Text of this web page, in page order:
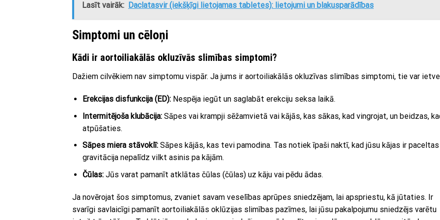
Lasīt vairāk: Daclatasvir (iekšķīgi lietojamas tabletes): lietojumi un blakusparādības
Simptomi un cēloņi
Kādi ir aortoiliakālās okluzīvās slimības simptomi?
Dažiem cilvēkiem nav simptomu vispār. Ja jums ir aortoiliakālās okluzīvas slimības simptomi, tie var
Erekcijas disfunkcija (ED):Nespēja iegūt un saglabāt erekciju seksa laikā.
Intermitējoša klubācija:Sāpes vai krampji sēžamvietā vai kājās, kas sākas, kad vingrojat, un beidzas,
atpūšaties.
Sāpes miera stāvoklī:Sāpes kājās, kas tevi pamodina. Tas notiek īpaši naktī, kad jūsu kājas ir paceltas
gravitācija nepalīdz vilkt asinis pa kājām.
Čūlas:Jūs varat pamanīt atklātas čūlas (čūlas) uz kāju vai pēdu ādas.
Ja novērojat šos simptomus, zvaniet savam veselības aprūpes sniedzējam, lai apspriestu, kā jūtaties. Ir
svarīgi savlaicīgi pamanīt aortoiliakālās oklūzijas slimības pazīmes, lai jūsu pakalpojumu sniedzējs varētu